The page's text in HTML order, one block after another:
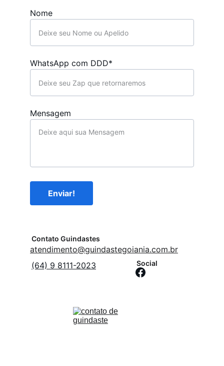
Nome
WhatsApp com DDD*
Mensagem
Enviar!
Contato Guindastes
(64) 9 8111-2023 Social
atendimento@guindastegoiania.com.br